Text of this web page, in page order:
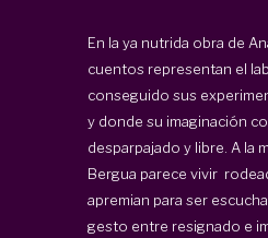
En la ya nutrida obra de
cuentos representan el
conseguido sus
y donde su imaginación
desparpajado y libre. A la
Bergua parece vivir
apremian para ser
gesto entre resignado e